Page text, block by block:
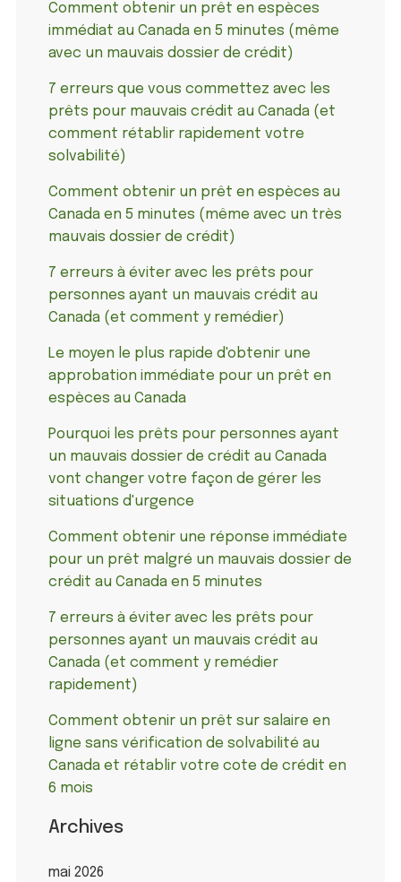
Comment obtenir un prêt en espèces
immédiat au Canada en 5 minutes (même
avec un mauvais dossier de crédit)
7 erreurs que vous commettez avec les
prêts pour mauvais crédit au Canada (et
comment rétablir rapidement votre
solvabilité)
Comment obtenir un prêt en espèces au
Canada en 5 minutes (même avec un très
mauvais dossier de crédit)
7 erreurs à éviter avec les prêts pour
personnes ayant un mauvais crédit au
Canada (et comment y remédier)
Le moyen le plus rapide d'obtenir une
approbation immédiate pour un prêt en
espèces au Canada
Pourquoi les prêts pour personnes ayant
un mauvais dossier de crédit au Canada
vont changer votre façon de gérer les
situations d'urgence
Comment obtenir une réponse immédiate
pour un prêt malgré un mauvais dossier de
crédit au Canada en 5 minutes
7 erreurs à éviter avec les prêts pour
personnes ayant un mauvais crédit au
Canada (et comment y remédier
rapidement)
Comment obtenir un prêt sur salaire en
ligne sans vérification de solvabilité au
Canada et rétablir votre cote de crédit en
6 mois
Archives
mai 2026